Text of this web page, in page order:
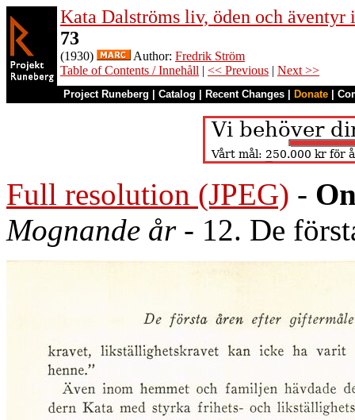
Kata Dalströms liv, öden och
73
(1930) Author: Fredrik Ström
Table of Contents / Innehåll | << Previous | Next >>
Project Runeberg Catalog Recent Changes Donate
Full resolution (JPEG) -
Mognande år- 12. De